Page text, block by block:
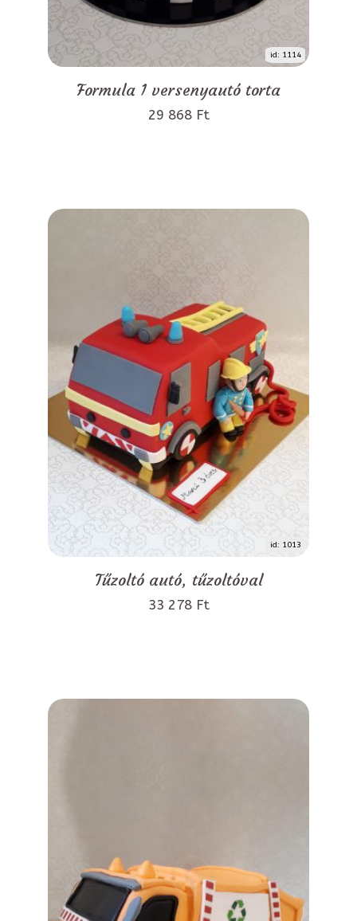
id: 1114
Formula 1 versenyautó torta
29 868 Ft
id: 1013
Tűzoltó autó, tűzoltóval
33 278 Ft